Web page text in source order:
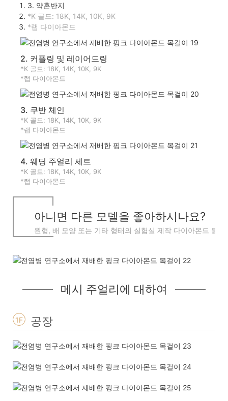
3. 약혼반지
*K 골드: 18K, 14K, 10K, 9K
*랩 다이아몬드
2. 커플링 및 레이어드링
*K 골드: 18K, 14K, 10K, 9K
*랩 다이아몬드
3. 쿠반 체인
*K 골드: 18K, 14K, 10K, 9K
*랩 다이아몬드
4. 웨딩 주얼리 세트
*K 골드: 18K, 14K, 10K, 9K
*랩 다이아몬드
아니면 다른 모델을 좋아하시나요?
원형, 배 모양 또는 기타 형태의 실험실 제작 다이아몬드 등
메시 주얼리에 대하여
1F 공장